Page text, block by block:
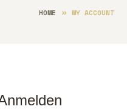
HOME MY ACCOUNT